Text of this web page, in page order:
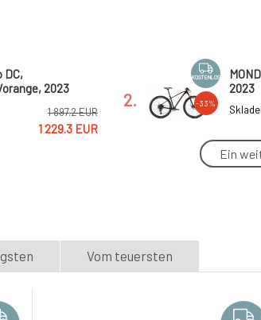
DC,
2023
1 897.2 EUR
1 229.3 EUR
2.
KOSTENLOS
-33%
2023
Ein
Vom teuersten